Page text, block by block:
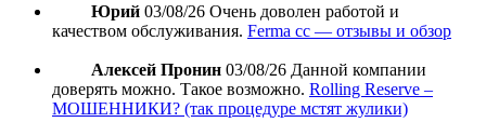
Юрий 03/08/26 Очень доволен работой и
качеством обслуживания. Ferma cc — отзывы и обзор
Алексей Пронин 03/08/26 Данной компании
доверять можно. Такое возможно. Rolling Reserve –
МОШЕННИКИ? (так процедуре мстят жулики)